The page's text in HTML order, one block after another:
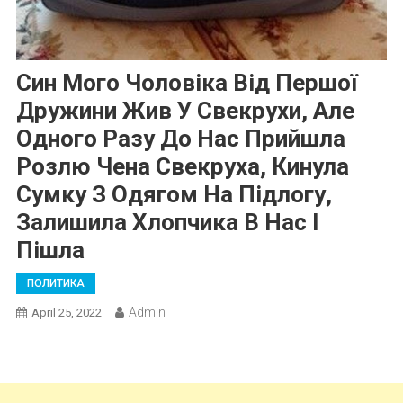
Син Мого Чоловіка Від Першої
Дружини Жив У Свекрухи, Але
Одного Разу До Нас Прийшла
Розлю Чена Свекруха, Кинула
Сумку З Одягом На Підлогу,
Залишила Хлопчика В Нас І
Пішла
ПОЛИТИКА
April 25, 2022 Admin